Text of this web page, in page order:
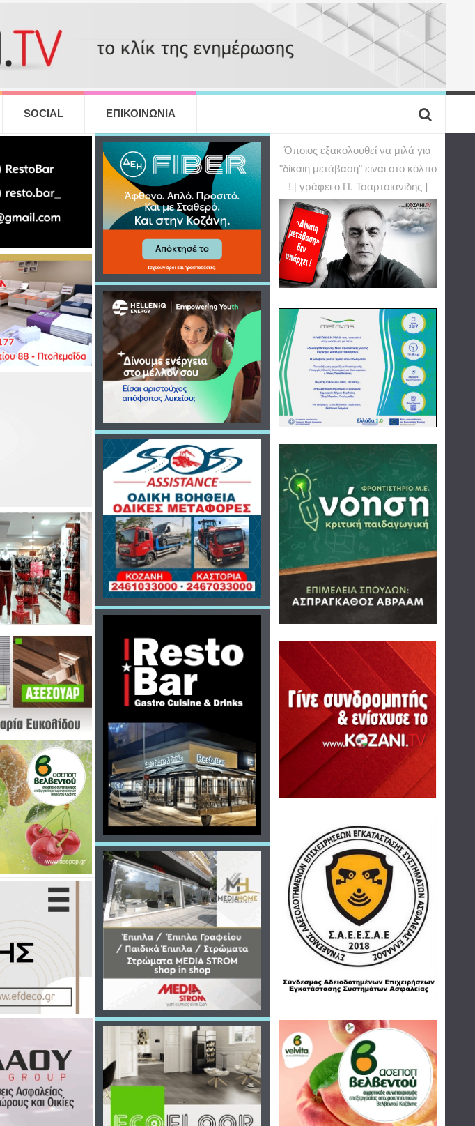
SOCIAL ΕΠΙΚΟΙΝΩΝΙΑ
Όποιος εξακολουθεί να μιλά για
"δίκαιη μετάβαση" είναι στο κόλπο
! [ γράφει ο Π. Τσαρτσιανίδης ]